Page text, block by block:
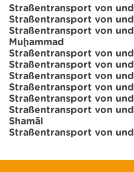
Straßentransport von
Straßentransport von und
Straßentransport von und
Muḩammad
Straßentransport von
Straßentransport von
Straßentransport von
Straßentransport von
Straßentransport von
Straßentransport von
Shamāl
Straßentransport von